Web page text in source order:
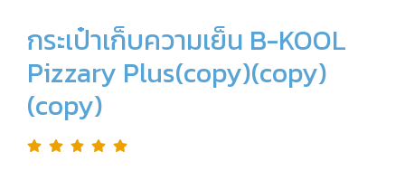
กระเป๋าเก็บความเย็น B-KOOL
Pizzary Plus(copy)(copy)
(copy)